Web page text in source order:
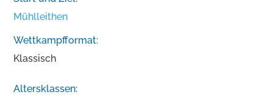
Mühlleithen
Wettkampfformat:
Klassisch
Altersklassen: